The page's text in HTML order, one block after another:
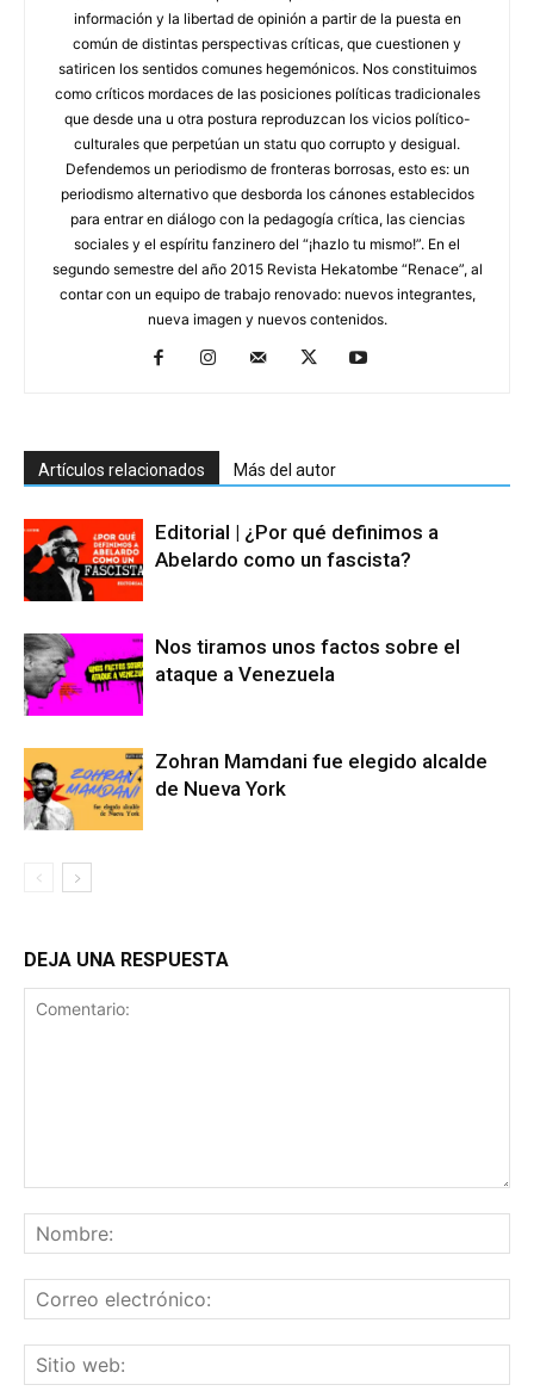
información y la libertad de opinión a partir de la puesta en
común de distintas perspectivas críticas, que cuestionen y
satiricen los sentidos comunes hegemónicos. Nos constituimos
como críticos mordaces de las posiciones políticas tradicionales
que desde una u otra postura reproduzcan los vicios político-
culturales que perpetúan un statu quo corrupto y desigual.
Defendemos un periodismo de fronteras borrosas, esto es: un
periodismo alternativo que desborda los cánones establecidos
para entrar en diálogo con la pedagogía crítica, las ciencias
sociales y el espíritu fanzinero del “¡hazlo tu mismo!”. En el
segundo semestre del año 2015 Revista Hekatombe “Renace”, al
contar con un equipo de trabajo renovado: nuevos integrantes,
nueva imagen y nuevos contenidos.
Artículos relacionados Más del autor
Editorial | ¿Por qué definimos a
Abelardo como un fascista?
Nos tiramos unos factos sobre el
ataque a Venezuela
Zohran Mamdani fue elegido alcalde
de Nueva York
DEJA UNA RESPUESTA